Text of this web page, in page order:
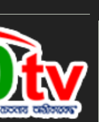
বাস্তবায়নের আহ্বান
গ্রেফতারের দাবিতে